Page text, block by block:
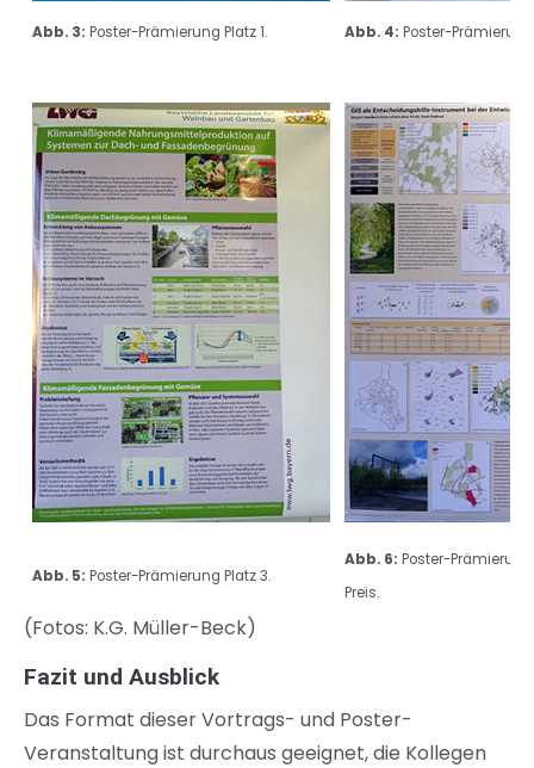
Abb. 3: Poster-Prämierung Platz 1. Abb. 4: Poster-Prämierung
Abb. 5: Poster-Prämierung Platz 3.
Abb. 6: Poster-
Preis.
(Fotos: K.G. Müller-Beck)
Fazit und Ausblick
Das Format dieser Vortrags- und Poster-
Veranstaltung ist durchaus geeignet, die Kollegen